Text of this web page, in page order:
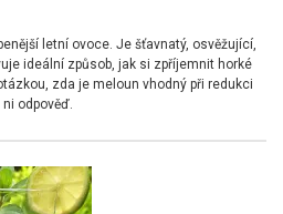
letní ovoce. Je šťavnatý, osvěžující,
ideální způsob, jak si zpříjemnit horké
zda je meloun vhodný při redukci
odpověď.